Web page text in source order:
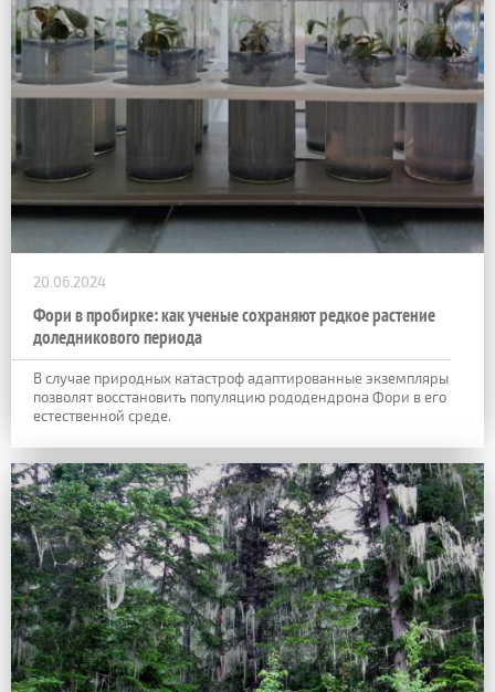
20.06.2024
Фори в пробирке: как ученые сохраняют редкое растение
доледникового периода
В случае природных катастроф адаптированные экземпляры
позволят восстановить популяцию рододендрона Фори в его
естественной среде.